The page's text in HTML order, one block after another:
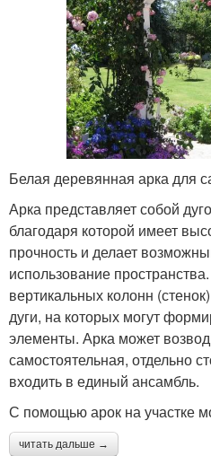
Белая деревянная арка для
Арка представляет собой
благодаря которой имеет
прочность и делает
использование
вертикальных колонн
дуги, на которых могут
элементы. Арка может
самостоятельная, отдельно
входить в единый ансамбль.
С помощью арок на участке
читать дальше →